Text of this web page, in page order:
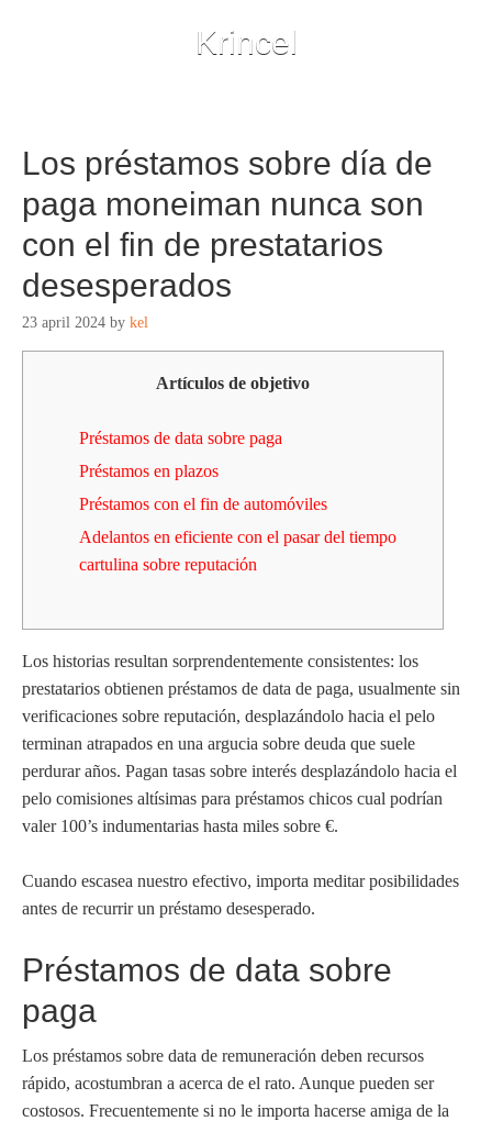
Krincel
Los préstamos sobre día de
paga moneiman nunca son
con el fin de prestatarios
desesperados
23 april 2024 by kel
Artículos de objetivo
Préstamos de data sobre paga
Préstamos en plazos
Préstamos con el fin de automóviles
Adelantos en eficiente con el pasar del tiempo
cartulina sobre reputación
Los historias resultan sorprendentemente consistentes: los
prestatarios obtienen préstamos de data de paga, usualmente sin
verificaciones sobre reputación, desplazándolo hacia el pelo
terminan atrapados en una argucia sobre deuda que suele
perdurar años. Pagan tasas sobre interés desplazándolo hacia el
pelo comisiones altísimas para préstamos chicos cual podrían
valer 100’s indumentarias hasta miles sobre €.
Cuando escasea nuestro efectivo, importa meditar posibilidades
antes de recurrir un préstamo desesperado.
Préstamos de data sobre
paga
Los préstamos sobre data de remuneración deben recursos
rápido, acostumbran a acerca de el rato. Aunque pueden ser
costosos. Frecuentemente si no le importa hacerse amiga de la